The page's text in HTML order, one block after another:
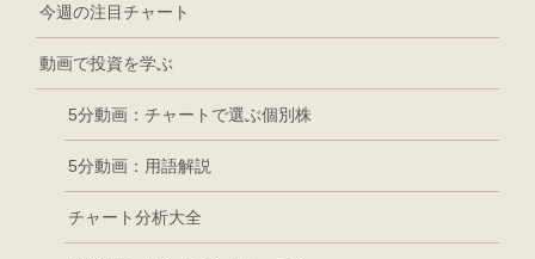
今週の注目チャート
動画で投資を学ぶ
5分動画：チャートで選ぶ個別株
5分動画：用語解説
チャート分析大全